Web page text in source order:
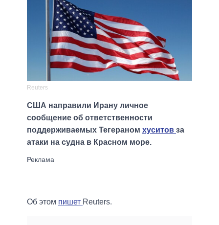
Reuters
США направили Ирану личное
сообщение об ответственности
поддерживаемых Тегераном хуситов за
атаки на судна в Красном море.
Об этом пишет Reuters.